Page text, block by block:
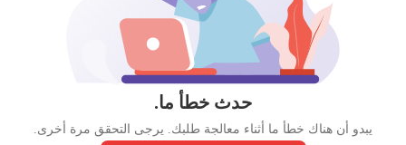
حدث خطأ ما.
يبدو أن هناك خطأ ما أثناء معالجة طلبك. يرجى التحقق مرة أخرى.